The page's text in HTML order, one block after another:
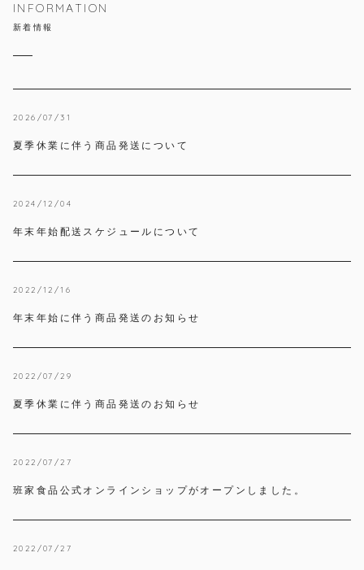
INFORMATION
新着情報
2026/07/31
夏季休業に伴う商品発送について
2024/12/04
年末年始配送スケジュールについて
2022/12/16
年末年始に伴う商品発送のお知らせ
2022/07/29
夏季休業に伴う商品発送のお知らせ
2022/07/27
班家食品公式オンラインショップがオープンしました。
2022/07/27